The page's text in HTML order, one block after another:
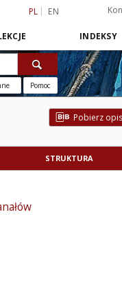
PL EN
INDEKSY
Pomoc
Pobierz
STRUKTURA